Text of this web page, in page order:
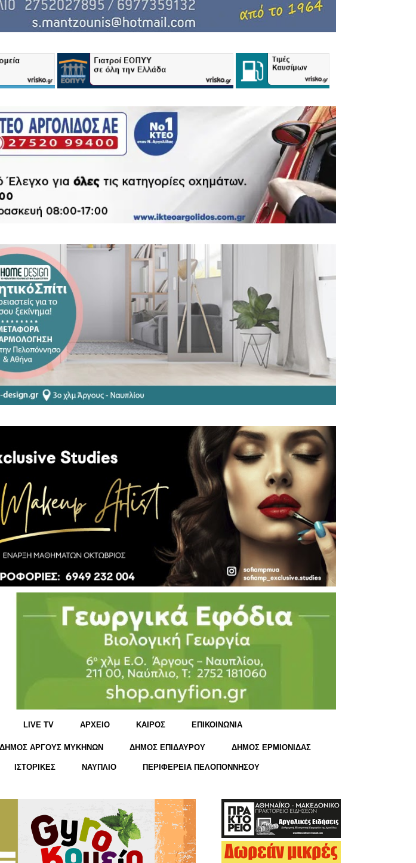
LIVE TV ΑΡΧΕΙΟ KΑΙΡΟΣ ΕΠΙΚΟΙΝΩΝΙΑ
ΔΗΜΟΣ ΑΡΓΟΥΣ ΜΥΚΗΝΩΝ ΔΗΜΟΣ ΕΠΙΔΑΥΡΟΥ ΔΗΜΟΣ ΕΡΜΙΟΝΙΔΑΣ
ΙΣΤΟΡΙΚΕΣ ΝΑΥΠΛΙΟ ΠΕΡΙΦΕΡΕΙΑ ΠΕΛΟΠΟΝΝΗΣΟΥ